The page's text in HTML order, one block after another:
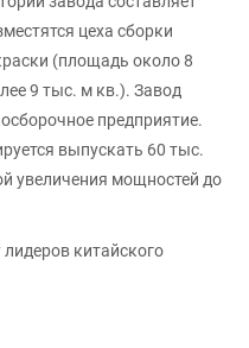
цеха сборки
(площадь около 8
9 тыс. м кв.). Завод
предприятие.
выпускать 60 тыс.
увеличения мощностей до
китайского